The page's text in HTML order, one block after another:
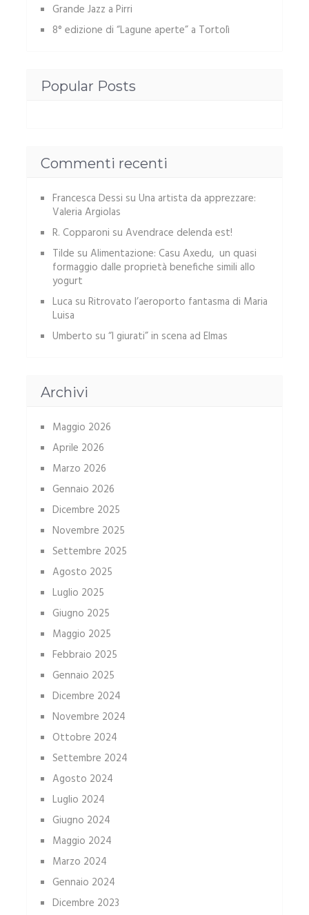
Grande Jazz a Pirri
8° edizione di “Lagune aperte” a Tortolì
Popular Posts
Commenti recenti
Francesca Dessi su Una artista da apprezzare:
Valeria Argiolas
R. Copparoni su Avendrace delenda est!
Tilde su Alimentazione: Casu Axedu, un quasi
formaggio dalle proprietà benefiche simili allo
yogurt
Luca su Ritrovato l’aeroporto fantasma di Maria
Luisa
Umberto su “I giurati” in scena ad Elmas
Archivi
Maggio 2026
Aprile 2026
Marzo 2026
Gennaio 2026
Dicembre 2025
Novembre 2025
Settembre 2025
Agosto 2025
Luglio 2025
Giugno 2025
Maggio 2025
Febbraio 2025
Gennaio 2025
Dicembre 2024
Novembre 2024
Ottobre 2024
Settembre 2024
Agosto 2024
Luglio 2024
Giugno 2024
Maggio 2024
Marzo 2024
Gennaio 2024
Dicembre 2023